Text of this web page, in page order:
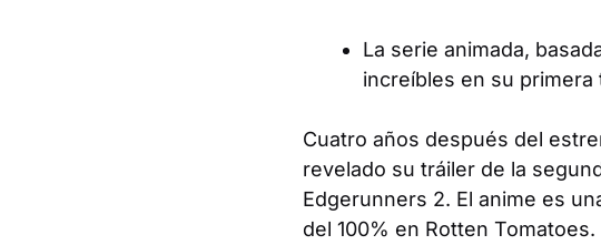
La serie animada,
increíbles en su primera
Cuatro años después del
revelado su tráiler de la
Edgerunners 2. El anime es
del 100% en Rotten